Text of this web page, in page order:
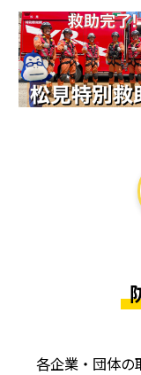
各企業・団体の